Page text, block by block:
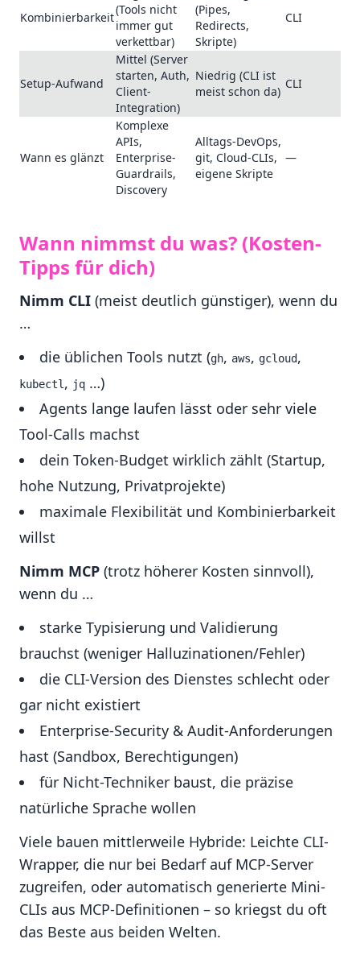
Kombinierbarkeit
(Tools nicht
immer gut
verkettbar)
(Pipes,
Redirects,
Skripte)
CLI
Setup-Aufwand
Mittel (Server
starten, Auth,
Client-
Integration)
Niedrig (CLI ist
meist schon da)
CLI
Wann es glänzt
Komplexe
APIs,
Enterprise-
Guardrails,
Discovery
Alltags-DevOps,
git, Cloud-CLIs,
eigene Skripte
—
Wann nimmst du was? (Kosten-
Tipps für dich)
Nimm CLI (meist deutlich günstiger), wenn du
…
die üblichen Tools nutzt (gh, aws, gcloud,
kubectl , jq …)
Agents lange laufen lässt oder sehr viele
Tool-Calls machst
dein Token-Budget wirklich zählt (Startup,
hohe Nutzung, Privatprojekte)
maximale Flexibilität und Kombinierbarkeit
willst
Nimm MCP (trotz höherer Kosten sinnvoll),
wenn du …
starke Typisierung und Validierung
brauchst (weniger Halluzinationen/Fehler)
die CLI-Version des Dienstes schlecht oder
gar nicht existiert
Enterprise-Security & Audit-Anforderungen
hast (Sandbox, Berechtigungen)
für Nicht-Techniker baust, die präzise
natürliche Sprache wollen
Viele bauen mittlerweile Hybride: Leichte CLI-
Wrapper, die nur bei Bedarf auf MCP-Server
zugreifen, oder automatisch generierte Mini-
CLIs aus MCP-Definitionen – so kriegst du oft
das Beste aus beiden Welten.